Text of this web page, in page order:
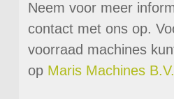
Neem voor meer
contact met ons op.
voorraad machines
op Maris Machines B.V.